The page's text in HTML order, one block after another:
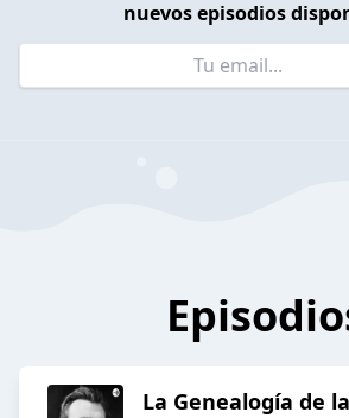
nuevos episodios
La Genealogía de